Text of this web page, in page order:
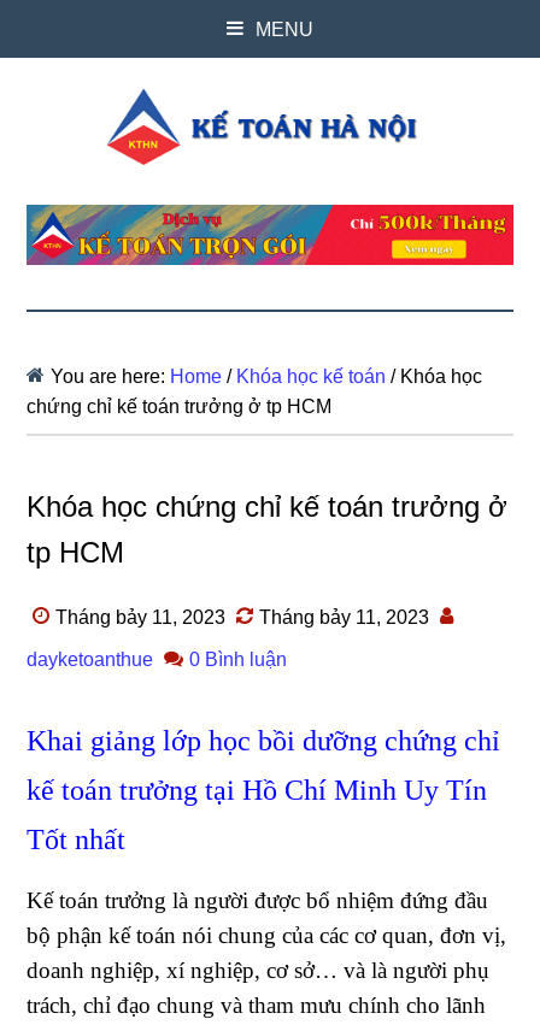
MENU
You are here: Home / Khóa học kế toán /Khóa học
chứng chỉ kế toán trưởng ở tp HCM
Khóa học chứng chỉ kế toán trưởng ở
tp HCM
Tháng bảy 11, 2023 Tháng bảy 11, 2023
dayketoanthue 0 Bình luận
Khai giảng lớp học bồi dưỡng chứng chỉ
kế toán trưởng tại Hồ Chí Minh Uy Tín
Tốt nhất
Kế toán trưởng là người được bổ nhiệm đứng đầu
bộ phận kế toán nói chung của các cơ quan, đơn vị,
doanh nghiệp, xí nghiệp, cơ sở… và là người phụ
trách, chỉ đạo chung và tham mưu chính cho lãnh